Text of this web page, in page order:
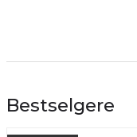
Bestselgere